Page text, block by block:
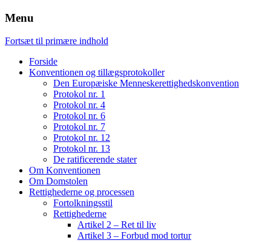
Menu
Fortsæt til primære indhold
Forside
Konventionen og tillægsprotokoller
Den Europæiske Menneskerettighedskonvention
Protokol nr. 1
Protokol nr. 4
Protokol nr. 6
Protokol nr. 7
Protokol nr. 12
Protokol nr. 13
De ratificerende stater
Om Konventionen
Om Domstolen
Rettighederne og processen
Fortolkningsstil
Rettighederne
Artikel 2 – Ret til liv
Artikel 3 – Forbud mod tortur